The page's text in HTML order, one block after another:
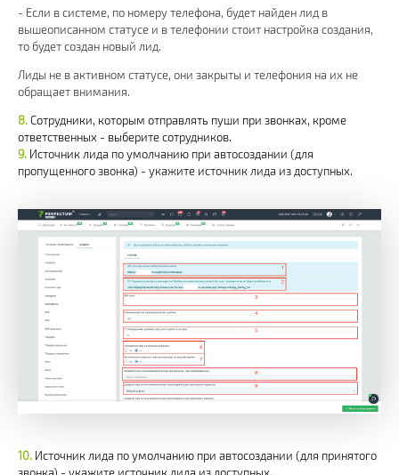
- Если в системе, по номеру телефона, будет найден лид в
вышеописанном статусе и в телефонии стоит настройка создания,
то будет создан новый лид.
Лиды не в активном статусе, они закрыты и телефония на их не
обращает внимания.
Сотрудники, которым отправлять пуши при звонках, кроме
ответственных - выберите сотрудников.
Источник лида по умолчанию при автосоздании (для
пропущенного звонка) - укажите источник лида из доступных.
Источник лида по умолчанию при автосоздании (для принятого